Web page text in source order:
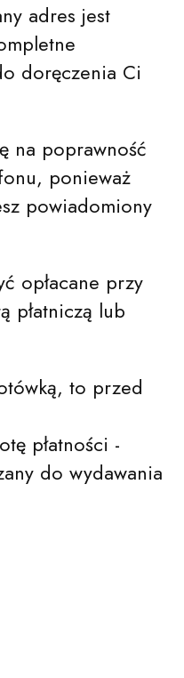
adres jest
doręczenia Ci
na poprawność
ponieważ
powiadomiony
opłacane przy
płatniczą lub
to przed
płatności -
do wydawania